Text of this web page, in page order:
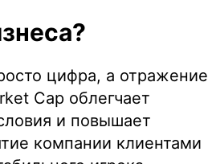
цифра, а отражение
Cap облегчает
и повышает
компании клиентами